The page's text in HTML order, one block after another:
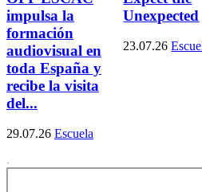
impulsa la
formación
audiovisual en
toda España y
recibe la visita
del...
29.07.26 Escuela
Unexpected
23.07.26